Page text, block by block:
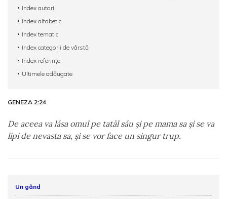
Index autori
Index alfabetic
Index tematic
Index categorii de vârstă
Index referințe
Ultimele adăugate
GENEZA 2:24
De aceea va lăsa omul pe tatăl său şi pe mama sa şi se va
lipi de nevasta sa, şi se vor face un singur trup.
Un gând